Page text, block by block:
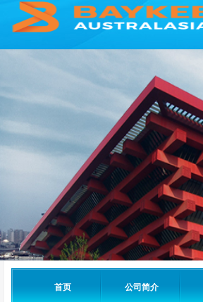
首页 公司简介